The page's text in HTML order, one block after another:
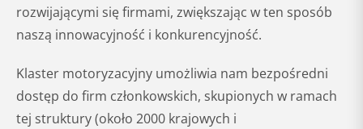
rozwijającymi się firmami, zwiększając w ten sposób
naszą innowacyjność i konkurencyjność.
Klaster motoryzacyjny umożliwia nam bezpośredni
dostęp do firm członkowskich, skupionych w ramach
tej struktury (około 2000 krajowych i